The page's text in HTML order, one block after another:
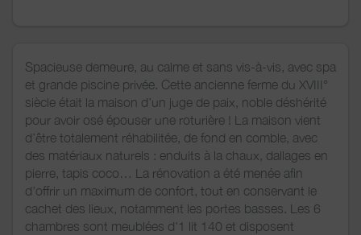
Spacieuse demeure, au calme et sans vis-à-vis, avec spa
et grande piscine privée. Cette ancienne ferme du XVIII°
siècle était la maison d’un juge de paix, noble déshérité
pour avoir osé épouser une roturière ! La maison vient
d’être totalement réhabilitée, de fond en comble, avec
des matériaux naturels : enduits à la chaux, dallages en
pierre, tapis coco… La rénovation a été menée afin
d’offrir un maximum de confort, tout en conservant le
cachet des lieux, notamment les portes basses. Les 6
chambres sont meublées d'1 lit 140 et disposent